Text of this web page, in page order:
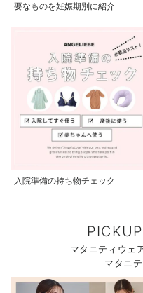
要なものを妊娠期別に紹介
入院準備の持ち物チェック
マタニティウェ
マタニ